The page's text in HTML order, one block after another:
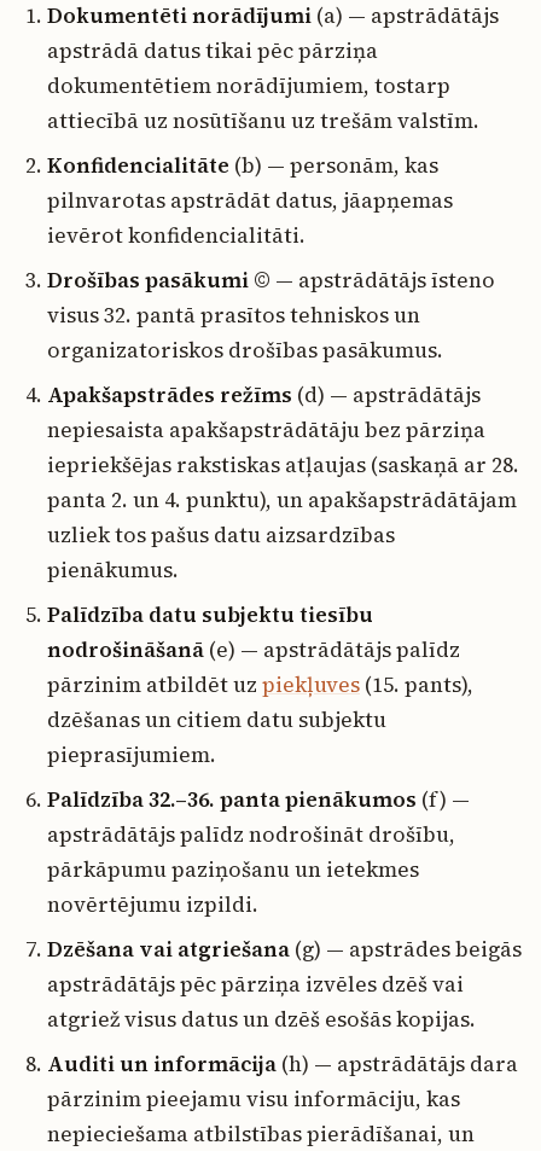
Dokumentēti norādījumi (a) — apstrādātājs
apstrādā datus tikai pēc pārziņa
dokumentētiem norādījumiem, tostarp
attiecībā uz nosūtīšanu uz trešām valstīm.
Konfidencialitāte (b) — personām, kas
pilnvarotas apstrādāt datus, jāapņemas
ievērot konfidencialitāti.
Drošības pasākumi © — apstrādātājs īsteno
visus 32. pantā prasītos tehniskos un
organizatoriskos drošības pasākumus.
Apakšapstrādes režīms (d) — apstrādātājs
nepiesaista apakšapstrādātāju bez pārziņa
iepriekšējas rakstiskas atļaujas (saskaņā ar 28.
panta 2. un 4. punktu), un apakšapstrādātājam
uzliek tos pašus datu aizsardzības
pienākumus.
Palīdzība datu subjektu tiesību
nodrošināšanā (e) — apstrādātājs palīdz
pārzinim atbildēt uz piekļuves (15. pants),
dzēšanas un citiem datu subjektu
pieprasījumiem.
Palīdzība 32.–36. panta pienākumos (f) —
apstrādātājs palīdz nodrošināt drošību,
pārkāpumu paziņošanu un ietekmes
novērtējumu izpildi.
Dzēšana vai atgriešana (g) — apstrādes beigās
apstrādātājs pēc pārziņa izvēles dzēš vai
atgriež visus datus un dzēš esošās kopijas.
Auditi un informācija (h) — apstrādātājs dara
pārzinim pieejamu visu informāciju, kas
nepieciešama atbilstības pierādīšanai, un